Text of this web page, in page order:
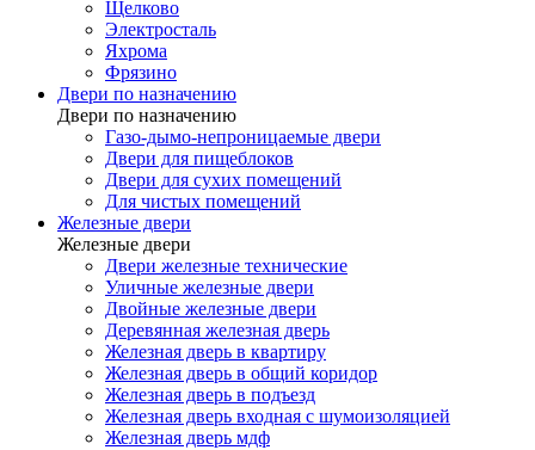
Щелково
Электросталь
Яхрома
Фрязино
Двери по назначению
Двери по назначению
Газо-дымо-непроницаемые двери
Двери для пищеблоков
Двери для сухих помещений
Для чистых помещений
Железные двери
Железные двери
Двери железные технические
Уличные железные двери
Двойные железные двери
Деревянная железная дверь
Железная дверь в квартиру
Железная дверь в общий коридор
Железная дверь в подъезд
Железная дверь входная с шумоизоляцией
Железная дверь мдф